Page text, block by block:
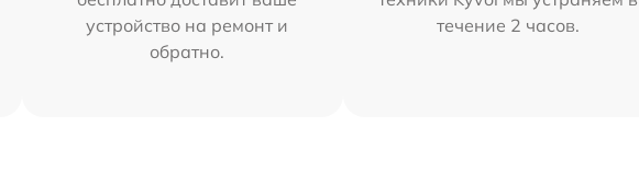
устройство на ремонт и
обратно.
течение 2 часов.